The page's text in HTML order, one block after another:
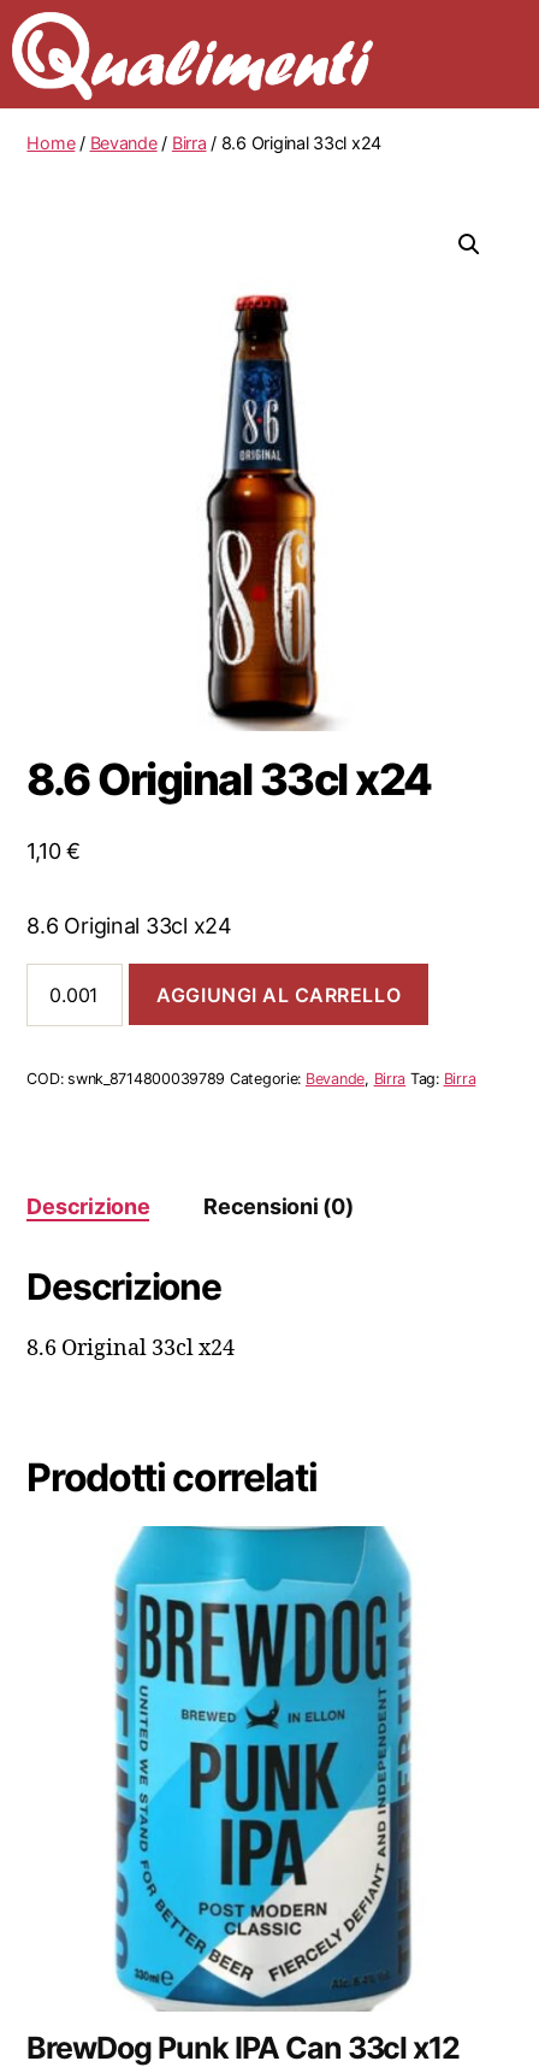
Home/ Bevande/ Birra / 8.6 Original 33cl x24
8.6 Original 33cl x24
1,10€
8.6 Original 33cl x24
Original
33cl
quantità
AGGIUNGI AL CARRELLO
COD:swnk_8714800039789 Categorie: Bevande, Birra Tag: Birra
Descrizione Recensioni (0)
Descrizione
8.6 Original 33cl x24
Prodotti correlati
BrewDog Punk IPA Can 33cl x12